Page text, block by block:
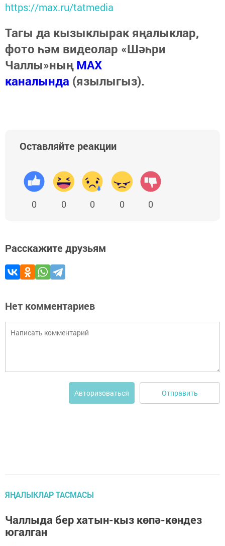
https://max.ru/tatmedia
Тагы да кызыклырак яңалыклар,
фото һәм видеолар «Шәһри
Чаллы»ныңMAX
каналында (язылыгыз).
Оставляйте реакции
0 0 0 0 0
Расскажите друзьям
Нет комментариев
Авторизоваться Отправить
ЯҢАЛЫКЛАР ТАСМАСЫ
Чаллыда бер хатын-кыз көпә-көндез
югалган